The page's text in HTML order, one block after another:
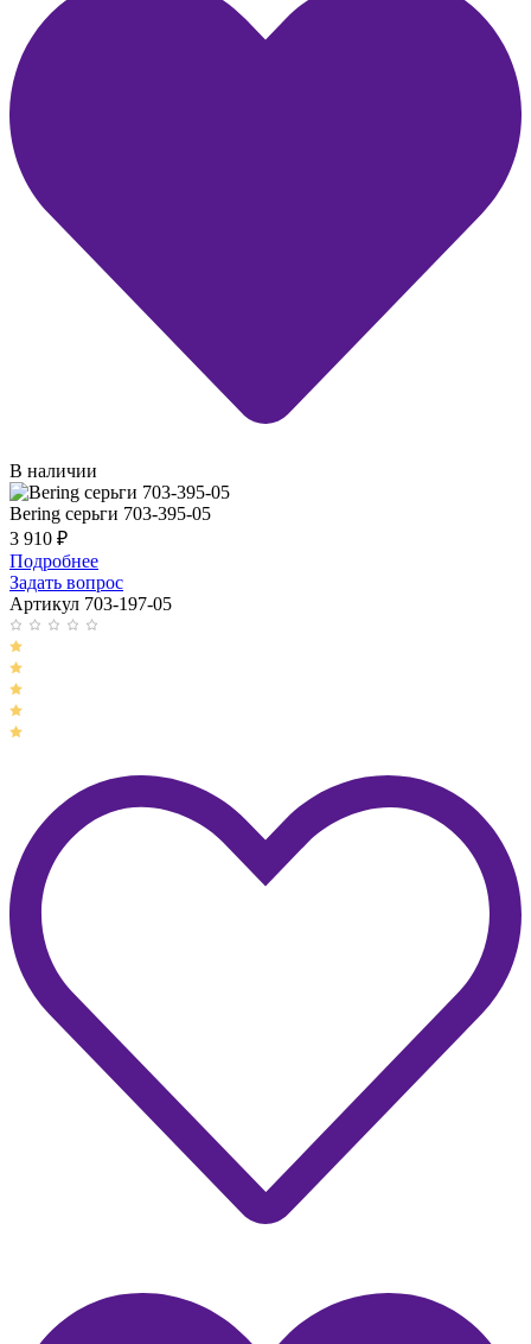
В наличии
Bering серьги 703-395-05
3 910 ₽
Подробнее
Задать вопрос
Артикул 703-197-05